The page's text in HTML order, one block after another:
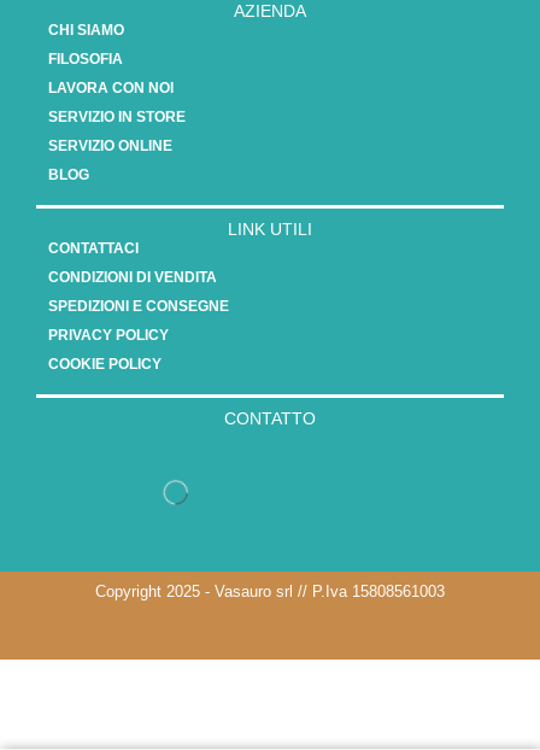
AZIENDA
CHI SIAMO
FILOSOFIA
LAVORA CON NOI
SERVIZIO IN STORE
SERVIZIO ONLINE
BLOG
LINK UTILI
CONTATTACI
CONDIZIONI DI VENDITA
SPEDIZIONI E CONSEGNE
PRIVACY POLICY
COOKIE POLICY
CONTATTO
Copyright 2025 - Vasauro srl // P.Iva 15808561003